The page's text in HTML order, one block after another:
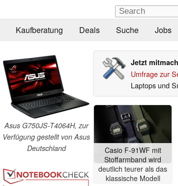
Kaufberatung Deals Suche Jobs
Asus G750JS-T4064H, zur
Verfügung gestellt von Asus
Deutschland
Jetzt
Umfrage zur
Laptops und
Casio F-91WF mit
Stoffarmband wird
deutlich teurer als das
klassische Modell